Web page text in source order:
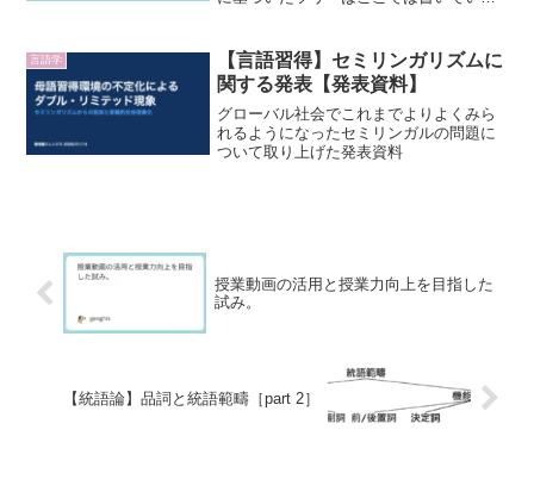
説・VP重囲英語の句構造規則具体的な句
の内部規則...
言語学
【言語習得】セミリンガリズムに
関する発表【発表資料】
グローバル社会でこれまでよりよくみら
れるようになったセミリンガルの問題に
ついて取り上げた発表資料
授業動画の活用と授業力向上を目指した
試み。
【統語論】品詞と統語範疇［part 2］